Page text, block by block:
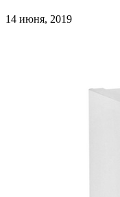
14 июня, 2019